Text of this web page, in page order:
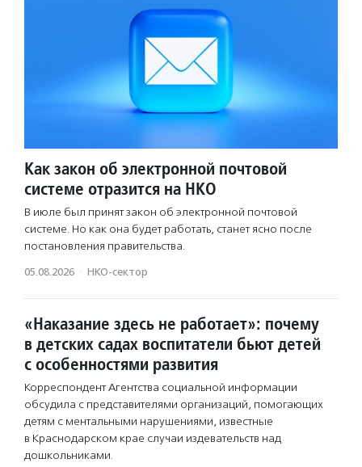
Как закон об электронной почтовой
системе отразится на НКО
В июле был принят закон об электронной почтовой
системе. Но как она будет работать, станет ясно после
постановления правительства.
05.08.2026 · НКО-сектор
«Наказание здесь не работает»: почему
в детских садах воспитатели бьют детей
с особенностями развития
Корреспондент Агентства социальной информации
обсудила с представителями организаций, помогающих
детям с ментальными нарушениями, известные
в Краснодарском крае случаи издевательств над
дошкольниками.